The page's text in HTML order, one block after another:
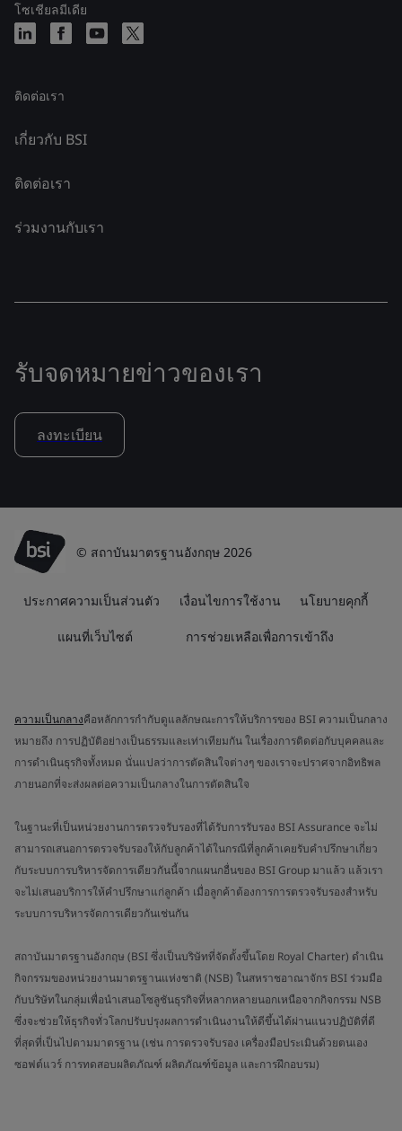
โซเชียลมีเดีย
ติดต่อเรา
เกี่ยวกับ BSI
ติดต่อเรา
ร่วมงานกับเรา
รับจดหมายข่าวของเรา
ลงทะเบียน
© สถาบันมาตรฐานอังกฤษ 2026
ประกาศความเป็นส่วนตัว เงื่อนไขการใช้งาน นโยบายคุกกี้
แผนที่เว็บไซต์ การช่วยเหลือเพื่อการเข้าถึง
ความเป็นกลางคือหลักการกำกับดูแลลักษณะการให้บริการของ BSI ความเป็นกลาง
หมายถึง การปฏิบัติอย่างเป็นธรรมและเท่าเทียมกัน ในเรื่องการติดต่อกับบุคคลและ
การดำเนินธุรกิจทั้งหมด นั่นแปลว่าการตัดสินใจต่างๆ ของเราจะปราศจากอิทธิพล
ภายนอกที่จะส่งผลต่อความเป็นกลางในการตัดสินใจ
ในฐานะที่เป็นหน่วยงานการตรวจรับรองที่ได้รับการรับรอง BSI Assurance จะไม่
สามารถเสนอการตรวจรับรองให้กับลูกค้าได้ในกรณีที่ลูกค้าเคยรับคำปรึกษาเกี่ยว
กับระบบการบริหารจัดการเดียวกันนี้จากแผนกอื่นของ BSI Group มาแล้ว แล้วเรา
จะไม่เสนอบริการให้คำปรึกษาแก่ลูกค้า เมื่อลูกค้าต้องการการตรวจรับรองสำหรับ
ระบบการบริหารจัดการเดียวกันเช่นกัน
สถาบันมาตรฐานอังกฤษ (BSI ซึ่งเป็นบริษัทที่จัดตั้งขึ้นโดย Royal Charter) ดำเนิน
กิจกรรมของหน่วยงานมาตรฐานแห่งชาติ (NSB) ในสหราชอาณาจักร BSI ร่วมมือ
กับบริษัทในกลุ่มเพื่อนำเสนอโซลูชันธุรกิจที่หลากหลายนอกเหนือจากกิจกรรม NSB
ซึ่งจะช่วยให้ธุรกิจทั่วโลกปรับปรุงผลการดำเนินงานให้ดีขึ้นได้ผ่านแนวปฏิบัติที่ดี
ที่สุดที่เป็นไปตามมาตรฐาน (เช่น การตรวจรับรอง เครื่องมือประเมินด้วยตนเอง
ซอฟต์แวร์ การทดสอบผลิตภัณฑ์ ผลิตภัณฑ์ข้อมูล และการฝึกอบรม)